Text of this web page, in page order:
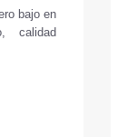
bajo en
calidad